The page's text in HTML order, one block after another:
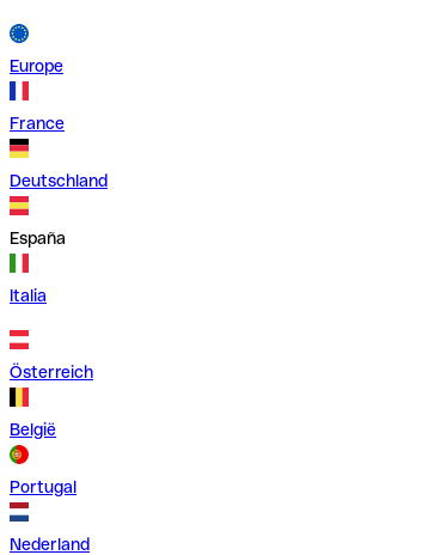
Europe
France
Deutschland
España
Italia
Österreich
België
Portugal
Nederland